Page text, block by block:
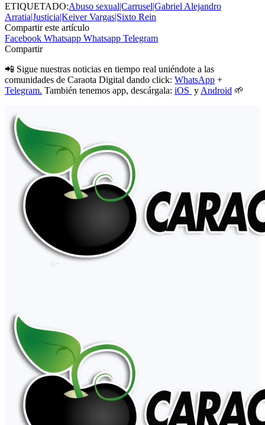
ETIQUETADO:Abuso sexual|Carrusel|Gabriel Alejandro
Arratia|Justicia|Keiver Vargas|Sixto Rein
Compartir este artículo
Facebook Whatsapp Whatsapp Telegram
Compartir
📲 Sigue nuestras noticias en tiempo real uniéndote a las
comunidades de Caraota Digital dando click: WhatsApp +
Telegram. También tenemos app, descárgala: iOS y Android 🌱